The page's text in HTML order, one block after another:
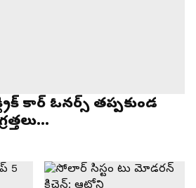
కార్ ఓనర్స్ తప్పకుండ